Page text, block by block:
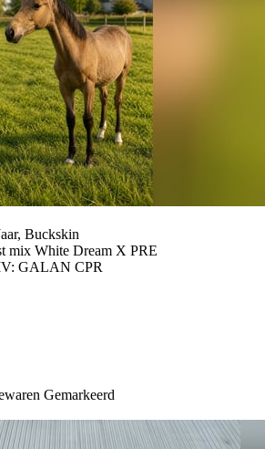
Buckskin
mix White Dream X PRE
GALAN CPR
Gemarkeerd